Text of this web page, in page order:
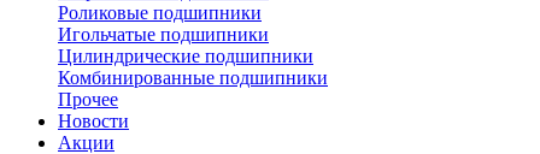
Роликовые подшипники
Игольчатые подшипники
Цилиндрические подшипники
Комбинированные подшипники
Прочее
Новости
Акции